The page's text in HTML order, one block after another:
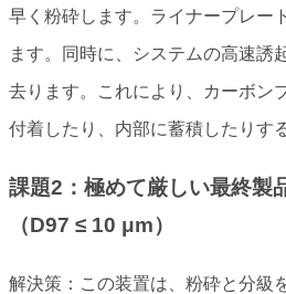
早く粉砕します。ライナープレー
ます。同時に、システムの高速誘
去ります。これにより、カーボン
付着したり、内部に蓄積したりす
課題2：極めて厳しい最終製
（D97 ≤ 10 μm）
解決策：この装置は、粉砕と分級